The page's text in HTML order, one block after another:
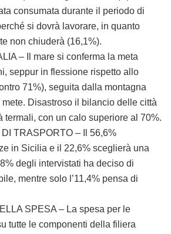
consumata durante il periodo di
si dovrà lavorare, in quanto
non chiuderà (16,1%).
– Il mare si conferma la meta
seppur in flessione rispetto allo
71%), seguita dalla montagna
mete. Disastroso il bilancio delle città
termali, con un calo superiore al 70%.
TRASPORTO – Il 56,6%
in Sicilia e il 22,6% sceglierà una
degli intervistati ha deciso di
mentre solo l’11,4% pensa di
SPESA – La spesa per le
tutte le componenti della filiera